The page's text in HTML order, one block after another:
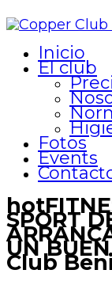
Inicio
El club
Fotos
Events
SPORT
UN
Club